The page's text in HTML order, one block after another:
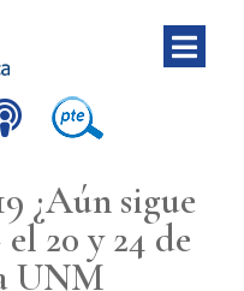
¿Aún sigue
20 y 24 de
UNM